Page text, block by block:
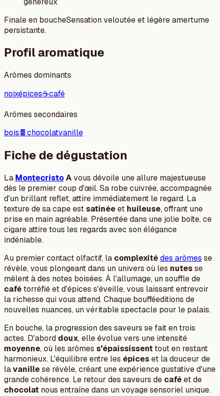
Finale en boucheSensation veloutée et légère amertume
persistante.
Profil aromatique
Arômes dominants
noixépices☕café
Arômes secondaires
bois🍫chocolatvanille
Fiche de dégustation
La MontecristoAvous dévoile une allure majestueuse
dès le premier coup d'œil. Sa robe cuivrée, accompagnée
d'un brillant reflet, attire immédiatement le regard. La
texture de sa cape estsatinéeet huileuse, offrant une
prise en main agréable. Présentée dans une jolie boîte, ce
cigare attire tous les regards avec son élégance
indéniable.
Au premier contact olfactif, la complexitédes arômes se
révèle, vous plongeant dans un univers où les nutesse
mêlent à des notes boisées. À l'allumage, un souffle de
cafétorréfié et d'épices s'éveille, vous laissant entrevoir
la richesse qui vous attend. Chaque boufféeditions de
nouvelles nuances, un véritable spectacle pour le palais.
En bouche, la progression des saveurs se fait en trois
actes. D'abord doux, elle évolue vers une intensité
moyenne, où les arômes s'épaississenttout en restant
harmonieux. L'équilibre entre les épiceset la douceur de
lavanillese révèle, créant une expérience gustative d'une
grande cohérence. Le retour des saveurs de caféet de
chocolat nous entraîne dans un voyage sensoriel unique.